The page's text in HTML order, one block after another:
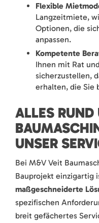
Flexible
Langzeitmiete,
Optionen, die
anpassen.
Kompetente
Ihnen mit Rat
sicherzustellen,
erhalten, die Sie
ALLES RUND
UNSER
Bei M&V Veit
Bauprojekt einzigartig
maßgeschneiderte
spezifischen
breit gefächertes